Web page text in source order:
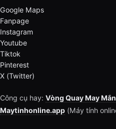
Google Maps
Fanpage
Instagram
Youtube
Tiktok
Pinterest
X (Twitter)
Công cụ hay: Vòng Quay May
Maytinhonline.app (Máy tính